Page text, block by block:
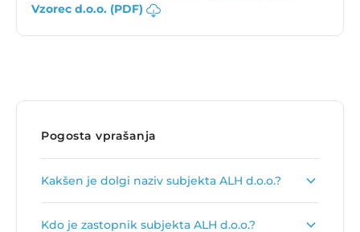
Vzorec d.o.o. (PDF)
Pogosta vprašanja
Kakšen je dolgi naziv subjekta ALH d.o.o.?
gradbeništvo in druge storitve, d.o.o.
Kdo je zastopnik subjekta ALH d.o.o.?